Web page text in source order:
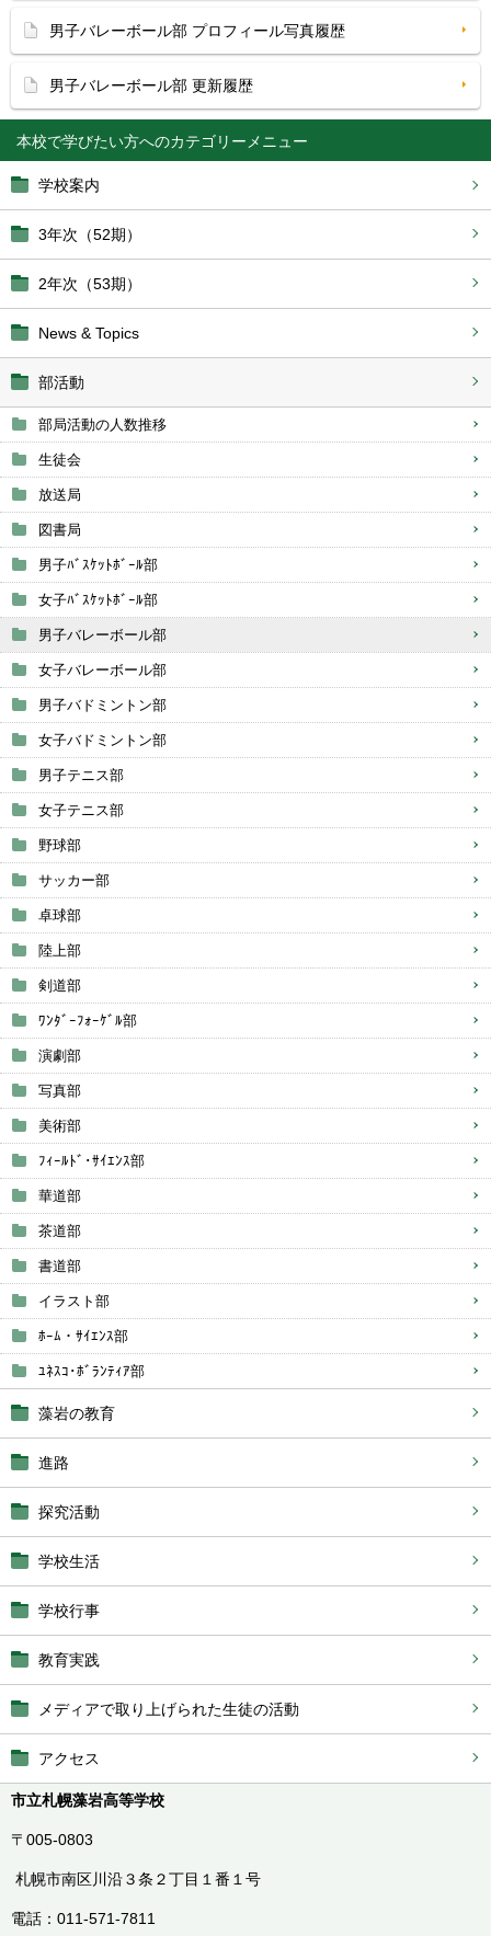
本校で学びたい方へ
学校案内
3年次（52期）
2年次（53期）
News & Topics
部活動
部局活動の人数推移
生徒会
放送局
図書局
男子ﾊﾞｽｹｯﾄﾎﾞｰﾙ部
女子ﾊﾞｽｹｯﾄﾎﾞｰﾙ部
男子バレーボール部
女子バレーボール部
男子バドミントン部
女子バドミントン部
男子テニス部
女子テニス部
野球部
サッカー部
卓球部
陸上部
剣道部
ﾜﾝﾀﾞｰﾌｫｰｹﾞﾙ部
演劇部
写真部
美術部
ﾌｨｰﾙﾄﾞ･ｻｲｴﾝｽ部
華道部
茶道部
書道部
イラスト部
ﾎｰﾑ・ｻｲｴﾝｽ部
ﾕﾈｽｺ･ﾎﾞﾗﾝﾃｨｱ部
藻岩の教育
進路
探究活動
学校生活
学校行事
教育実践
メディアで取り上げられた生徒の活動
アクセス
市立札幌藻岩高等学校
〒005-0803
札幌市南区川沿３条２丁目１番１号
電話：011-571-7811
男子バレーボール部 プロフィール写真履歴
男子バレーボール部 更新履歴